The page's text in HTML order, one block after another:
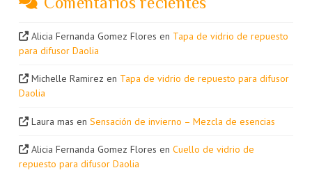
Alicia Fernanda Gomez Flores en Tapa de vidrio de repuesto
para difusor Daolia
Michelle Ramirez en Tapa de vidrio de repuesto para difusor
Daolia
Laura mas enSensación de invierno – Mezcla de esencias
Alicia Fernanda Gomez Flores enCuello de vidrio de
repuesto para difusor Daolia